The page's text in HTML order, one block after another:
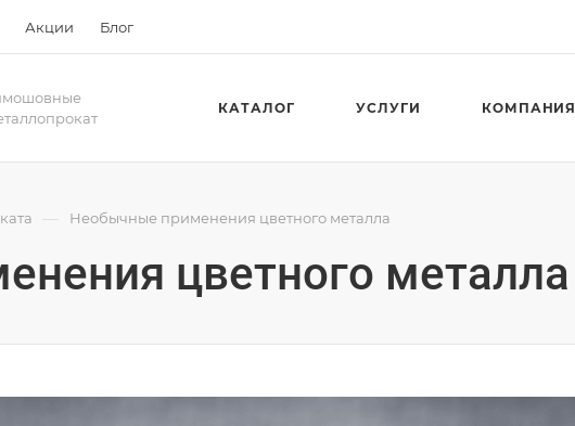
Акции Блог
КАТАЛОГ УСЛУГИ КОМПАНИЯ
— Необычные применения цветного металла
цветного металла